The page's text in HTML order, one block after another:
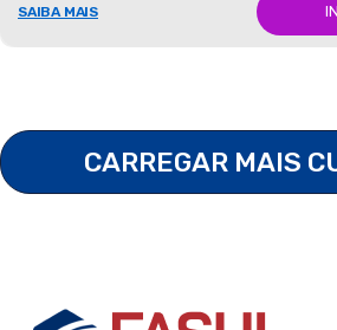
SAIBA MAIS
CARREGAR MAIS